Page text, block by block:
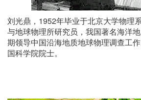
刘光鼎，1952年毕业于北京大学物理
与地球物理所研究员，我国著名海洋
期领导中国沿海地质地球物理调查工
国科学院院士。